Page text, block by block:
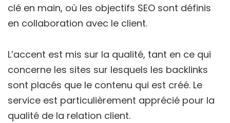
clé en main, où les objectifs SEO sont définis
en collaboration avec le client.
L’accent est mis sur la qualité, tant en ce qui
concerne les sites sur lesquels les backlinks
sont placés que le contenu qui est créé. Le
service est particulièrement apprécié pour la
qualité de la relation client.